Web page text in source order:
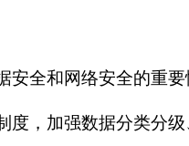
全和网络安全的重要
度，加强数据分类分